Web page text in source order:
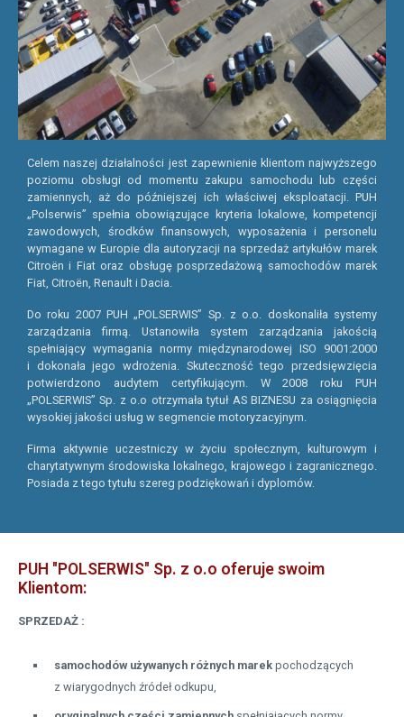
Celem naszej działalności jest zapewnienie klientom najwyższego
poziomu obsługi od momentu zakupu samochodu lub części
zamiennych, aż do późniejszej ich właściwej eksploatacji. PUH
„Polserwis” spełnia obowiązujące kryteria lokalowe, kompetencji
zawodowych, środków finansowych, wyposażenia i personelu
wymagane w Europie dla autoryzacji na sprzedaż artykułów marek
Citroën i Fiat oraz obsługę posprzedażową samochodów marek
Fiat, Citroën, Renault i Dacia.
Do roku 2007 PUH „POLSERWIS” Sp. z o.o. doskonaliła systemy
zarządzania firmą. Ustanowiła system zarządzania jakością
spełniający wymagania normy międzynarodowej ISO 9001:2000
i dokonała jego wdrożenia. Skuteczność tego przedsięwzięcia
potwierdzono audytem certyfikującym. W 2008 roku PUH
„POLSERWIS” Sp. z o.o otrzymała tytuł AS BIZNESU za osiągnięcia
wysokiej jakości usług w segmencie motoryzacyjnym.
Firma aktywnie uczestniczy w życiu społecznym, kulturowym i
charytatywnym środowiska lokalnego, krajowego i zagranicznego.
Posiada z tego tytułu szereg podziękowań i dyplomów.
PUH "POLSERWIS" Sp. z o.o oferuje swoim
Klientom:
SPRZEDAŻ :
samochodów używanych różnych marek pochodzących
z wiarygodnych źródeł odkupu,